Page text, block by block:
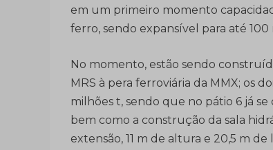
em um primeiro momento
ferro, sendo expansível para até 100
No momento, estão sendo
MRS à pera ferroviária da MMX; os
milhões t, sendo que no pátio 6 já
bem como a construção da sala
extensão, 11 m de altura e 20,5 m